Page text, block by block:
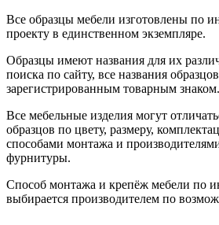
Все образцы мебели изготовлены по
проекту в единственном экземпляре.
Образцы имеют названия для их
поиска по сайту, все названия
зарегистрированным товарным знаком.
Все мебельные изделия могут
образцов по цвету, размеру,
способами монтажа и
фурнитуры.
Способ монтажа и крепёж мебели по
выбирается производителем по